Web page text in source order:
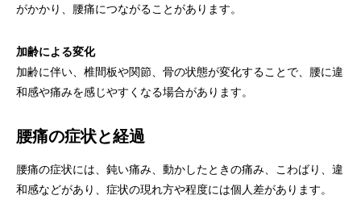
がかかり、腰痛につながることがあります。
加齢による変化
加齢に伴い、椎間板や関節、骨の状態が変化することで、腰に違
和感や痛みを感じやすくなる場合があります。
腰痛の症状と経過
腰痛の症状には、鈍い痛み、動かしたときの痛み、こわばり、違
和感などがあり、症状の現れ方や程度には個人差があります。